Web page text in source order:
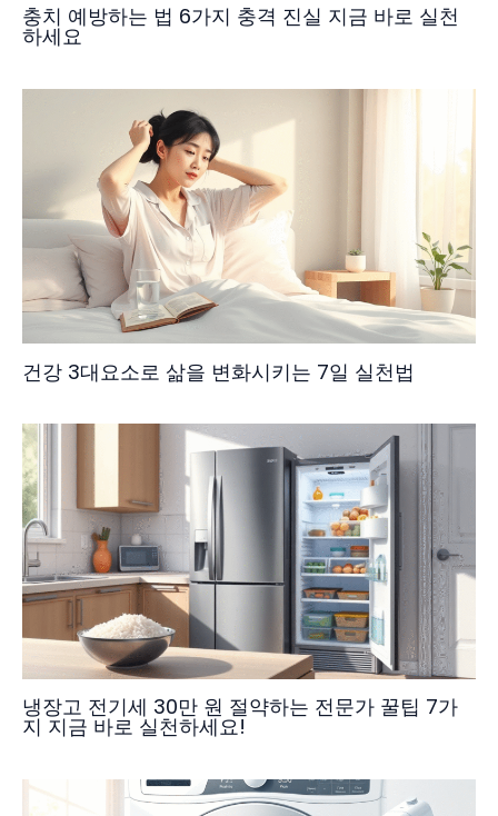
충치 예방하는 법 6가지 충격 진실 지금 바로 실천
하세요
건강 3대요소로 삶을 변화시키는 7일 실천법
냉장고 전기세 30만 원 절약하는 전문가 꿀팁 7가
지 지금 바로 실천하세요!